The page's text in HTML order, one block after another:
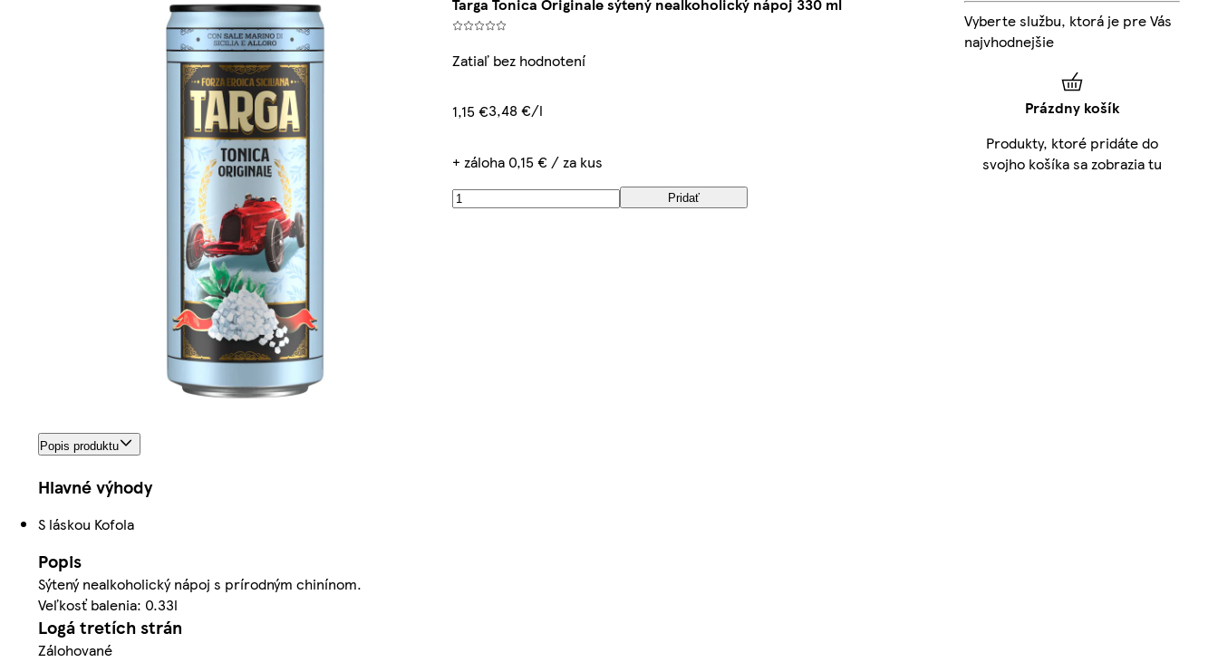
Targa Tonica Originale sýtený nealkoholický nápoj 330 ml
Zatiaľ bez hodnotení
1,15 €3,48 €/l
+ záloha 0,15 € / za kus
Pridať
Popis produktu
Hlavné výhody
S láskou Kofola
Popis
Sýtený nealkoholický nápoj s prírodným chinínom.
Veľkosť balenia: 0.33l
Logá tretích strán
Zálohované
Vyberte službu, ktorá je pre Vás
najvhodnejšie
Prázdny košík
Produkty, ktoré pridáte do
svojho košíka sa zobrazia tu